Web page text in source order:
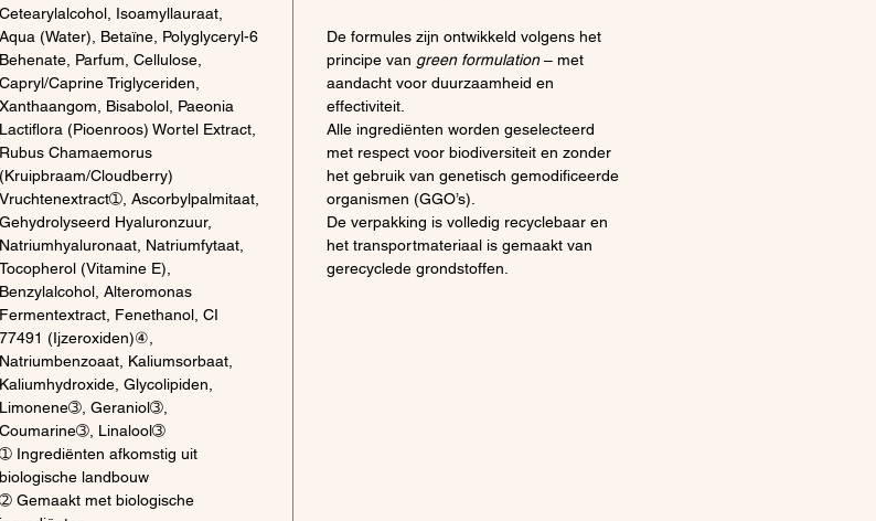
Cetearylalcohol, Isoamyllauraat,
Aqua (Water), Betaïne, Polyglyceryl-6
Behenate, Parfum, Cellulose,
Capryl/Caprine Triglyceriden,
Xanthaangom, Bisabolol, Paeonia
Lactiflora (Pioenroos) Wortel Extract,
Rubus Chamaemorus
(Kruipbraam/Cloudberry)
Vruchtenextract➀, Ascorbylpalmitaat,
Gehydrolyseerd Hyaluronzuur,
Natriumhyaluronaat, Natriumfytaat,
Tocopherol (Vitamine E),
Benzylalcohol, Alteromonas
Fermentextract, Fenethanol, CI
77491 (Ijzeroxiden)④,
Natriumbenzoaat, Kaliumsorbaat,
Kaliumhydroxide, Glycolipiden,
Limonene➂, Geraniol➂,
Coumarine➂, Linalool➂
➀ Ingrediënten afkomstig uit
biologische landbouw
➁ Gemaakt met biologische
De formules zijn ontwikkeld volgens het
principe van green formulation– met
aandacht voor duurzaamheid en
effectiviteit.
Alle ingrediënten worden geselecteerd
met respect voor biodiversiteit en zonder
het gebruik van genetisch gemodificeerde
organismen (GGO’s).
De verpakking is volledig recyclebaar en
het transportmateriaal is gemaakt van
gerecyclede grondstoffen.